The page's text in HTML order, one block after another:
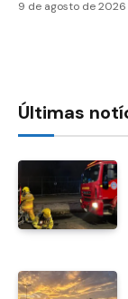
9 de agosto de 2026
Últimas